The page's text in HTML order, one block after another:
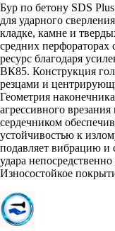
Бур по бетону SDS
для ударного
кладке, камне и
средних
ресурс благодаря
ВК85. Конструкция
резцами и
Геометрия
агрессивного
сердечником
устойчивостью к
подавляет вибрацию и
удара
Износостойкое